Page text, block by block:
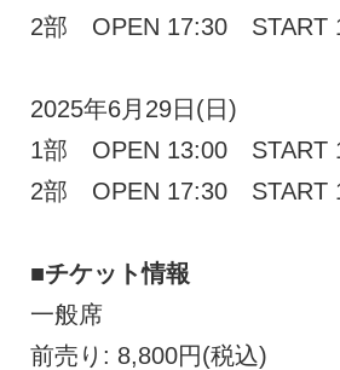
2部 OPEN 17:30 START
2025年6月29日(日)
1部 OPEN 13:00 START
2部 OPEN 17:30 START
■チケット情報
一般席
前売り: 8,800円(税込)